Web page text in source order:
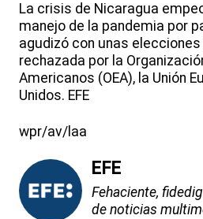
La crisis de Nicaragua
manejo de la pandemia por
agudizó con unas
rechazada por la
Americanos (OEA), la Unión
Unidos. EFE
wpr/av/laa
EFE
Fehaciente,
de noticias